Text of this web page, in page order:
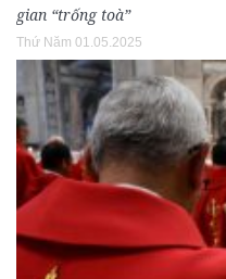
gian “trống toà”
Thứ Năm 01.05.2025